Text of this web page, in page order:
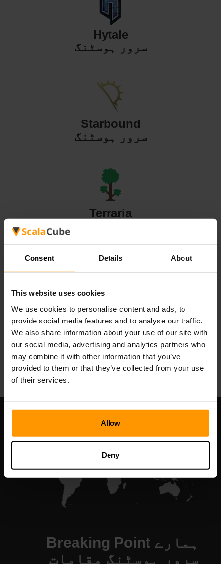
Consent Details About
This website uses cookies
We use cookies to personalise content and ads, to
provide social media features and to analyse our traffic.
We also share information about your use of our site with
our social media, advertising and analytics partners who
may combine it with other information that you’ve
provided to them or that they’ve collected from your use
of their services.
Allow
Deny
Hytale
سرور ہوسٹنگ
Starbound
سرور ہوسٹنگ
Terraria
سرور ہوسٹنگ
All Games
ہمارے Breaking Point
سرور ہوسٹنگ مقامات